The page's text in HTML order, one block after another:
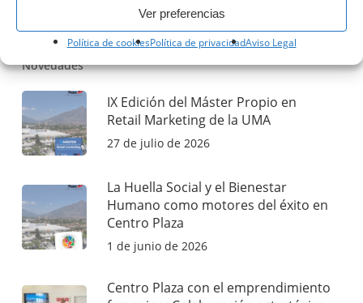
Ver preferencias
Política de cookiesPolítica de privacidadAviso Legal
Novedades
IX Edición del Máster Propio en
Retail Marketing de la UMA
27 de julio de 2026
La Huella Social y el Bienestar
Humano como motores del éxito en
Centro Plaza
1 de junio de 2026
Centro Plaza con el emprendimiento